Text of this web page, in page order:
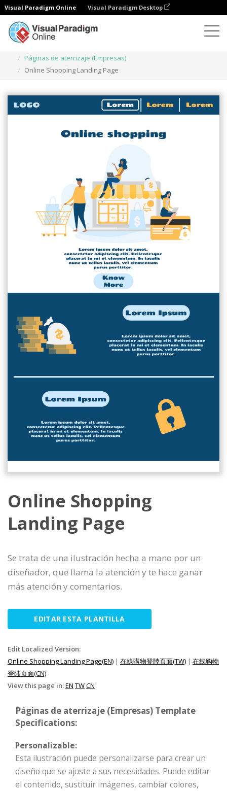
Visual Paradigm Online Visual Paradigm Desktop
Páginas de aterrizaje (Empresas)
Online Shopping Landing Page
Online Shopping
Landing Page
Se trata de una ilustración hecha a mano por un
diseñador, que llama la atención y te hace ganar
más atención y comentarios.
EDITAR ESTA PLANTILLA
Edit Localized Version:
Online Shopping Landing Page(EN) | 在線購物登陸頁面(TW) | 在线购物
登陆页面(CN)
View this page in:EN TWCN
Páginas de aterrizaje (Empresas) Template
Specifications:
Personalizable:
Esta ilustración puede personalizarse para crear un
diseño que se ajuste a sus necesidades. Puede editar
el contenido, sustituir imágenes, cambiar colores,